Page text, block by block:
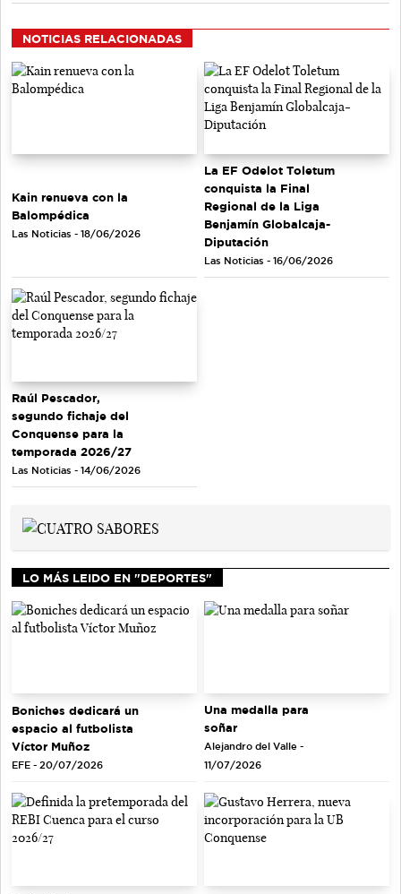
NOTICIAS RELACIONADAS
Kain renueva con la
Balompédica
Las Noticias - 18/06/2026
La EF Odelot Toletum
conquista la Final
Regional de la Liga
Benjamín Globalcaja-
Diputación
Las Noticias - 16/06/2026
Raúl Pescador,
segundo fichaje del
Conquense para la
temporada 2026/27
Las Noticias - 14/06/2026
LO MÁS LEIDO EN "DEPORTES"
Boniches dedicará un
espacio al futbolista
Víctor Muñoz
EFE - 20/07/2026
Una medalla para
soñar
Alejandro del Valle -
11/07/2026